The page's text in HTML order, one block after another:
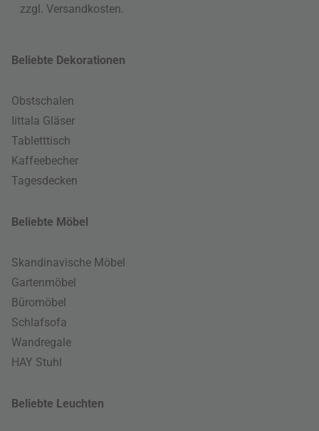
zzgl. Versandkosten
Beliebte Dekorationen
Obstschalen
Iittala Gläser
Tabletttisch
Kaffeebecher
Tagesdecken
Beliebte Möbel
Skandinavische Möbel
Gartenmöbel
Büromöbel
Schlafsofa
Wandregale
HAY Stuhl
Beliebte Leuchten